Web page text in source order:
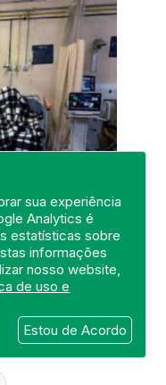
sua experiência
Analytics é
estatísticas sobre
informações
nosso website,
de uso e
Estou de Acordo